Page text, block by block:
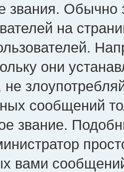
звания. Обычно
на
они
сообщений
звание.
вами